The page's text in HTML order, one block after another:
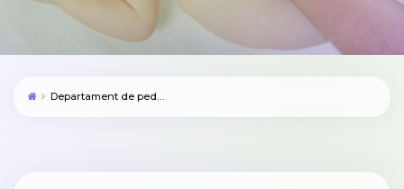
Departament de pediatrie